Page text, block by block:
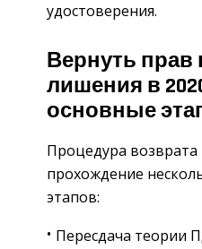
удостоверения.
Вернуть прав
лишения в
основные
Процедура
прохождение
этапов:
Пересдача теории